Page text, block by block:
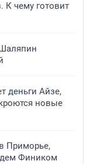
К чему готовит
деньги Айзе,
новые
Приморье,
Фиником